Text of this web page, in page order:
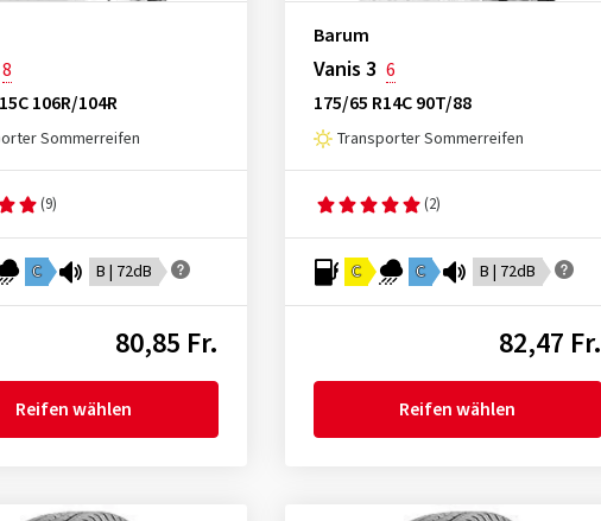
8
106R/104R
Sommerreifen
(9)
C B | 72dB
80,85 Fr.
Reifen wählen
Barum
Vanis 3 6
175/65 R14C 90T/88
Transporter Sommerreifen
(2)
C C B | 72dB
82,47 Fr.
Reifen wählen